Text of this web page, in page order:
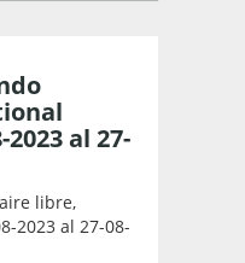
al 27-
libre,
2023 al 27-08-